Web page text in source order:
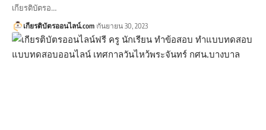
เกียรติบัตรอ…
เกียรติบัตรออนไลน์.com กันยายน 30, 2023